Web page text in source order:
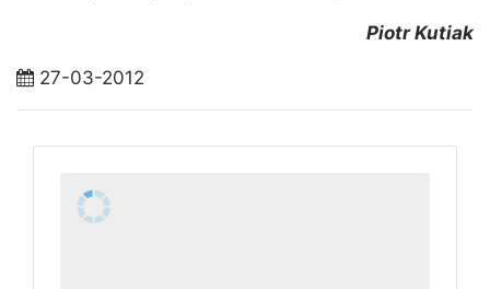
Piotr Kutiak
27-03-2012